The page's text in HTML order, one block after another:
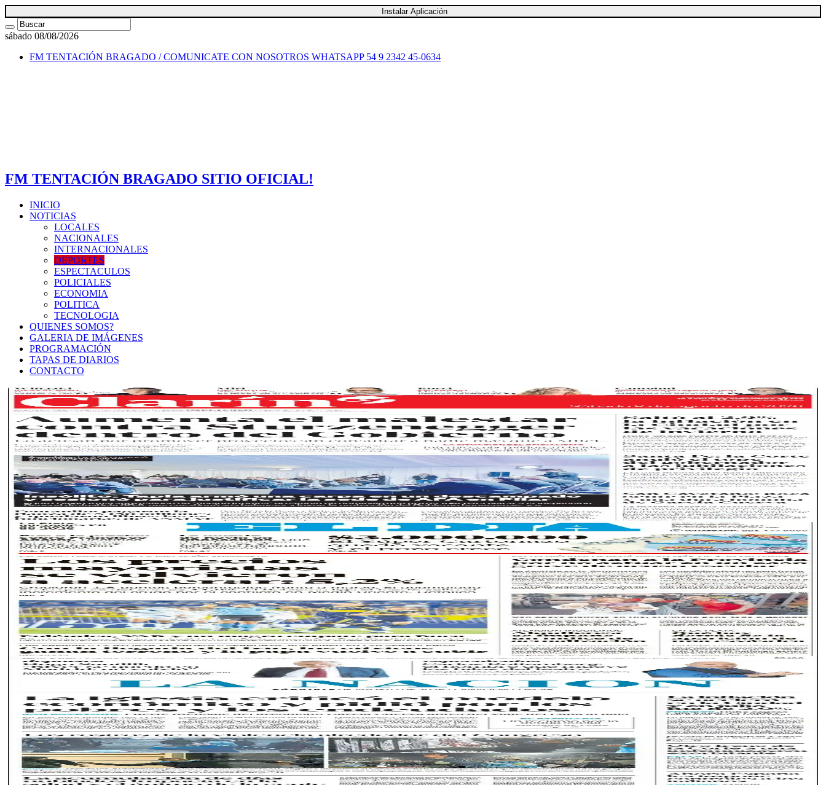
Instalar Aplicación
sábado 08/08/2026
FM TENTACIÓN BRAGADO / COMUNICATE CON NOSOTROS WHATSAPP 54 9 2342 45-0634
FM TENTACIÓN BRAGADO SITIO OFICIAL!
INICIO
NOTICIAS
LOCALES
NACIONALES
INTERNACIONALES
DEPORTES
ESPECTACULOS
POLICIALES
ECONOMIA
POLITICA
TECNOLOGIA
QUIENES SOMOS?
GALERIA DE IMÁGENES
PROGRAMACIÓN
TAPAS DE DIARIOS
CONTACTO